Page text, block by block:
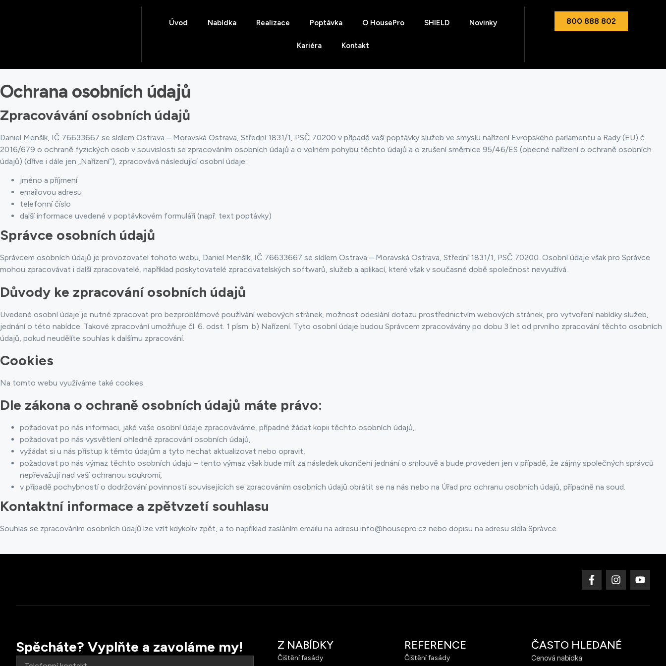
Úvod Nabídka Realizace Poptávka O HousePro SHIELD Novinky
Kariéra Kontakt
800 888 802
Ochrana osobních údajů
Zpracovávání osobních údajů
Daniel Menšík, IČ 76633667 se sídlem Ostrava – Moravská Ostrava, Střední 1831/1, PSČ 70200 v případě vaší poptávky služeb ve smyslu nařízení Evropského parlamentu a Rady (EU) č.
2016/679 o ochraně fyzických osob v souvislosti se zpracováním osobních údajů a o volném pohybu těchto údajů a o zrušení směrnice 95/46/ES (obecné nařízení o ochraně osobních
údajů) (dříve i dále jen „Nařízení“), zpracovává následující osobní údaje:
jméno a příjmení
emailovou adresu
telefonní číslo
další informace uvedené v poptávkovém formuláři (např. text poptávky)
Správce osobních údajů
Správcem osobních údajů je provozovatel tohoto webu, Daniel Menšík, IČ 76633667 se sídlem Ostrava – Moravská Ostrava, Střední 1831/1, PSČ 70200. Osobní údaje však pro Správce
mohou zpracovávat i další zpracovatelé, například poskytovatelé zpracovatelských softwarů, služeb a aplikací, které však v současné době společnost nevyužívá.
Důvody ke zpracování osobních údajů
Uvedené osobní údaje je nutné zpracovat pro bezproblémové používání webových stránek, možnost odeslání dotazu prostřednictvím webových stránek, pro vytvoření nabídky služeb,
jednání o této nabídce. Takové zpracování umožňuje čl. 6. odst. 1 písm. b) Nařízení. Tyto osobní údaje budou Správcem zpracovávány po dobu 3 let od prvního zpracování těchto osobních
údajů, pokud neudělíte souhlas k dalšímu zpracování.
Cookies
Na tomto webu využíváme také cookies.
Dle zákona o ochraně osobních údajů máte právo:
požadovat po nás informaci, jaké vaše osobní údaje zpracováváme, případné žádat kopii těchto osobních údajů,
požadovat po nás vysvětlení ohledně zpracování osobních údajů,
vyžádat si u nás přístup k těmto údajům a tyto nechat aktualizovat nebo opravit,
požadovat po nás výmaz těchto osobních údajů – tento výmaz však bude mít za následek ukončení jednání o smlouvě a bude proveden jen v případě, že zájmy společných správců
nepřevažují nad vaší ochranou soukromí,
v případě pochybností o dodržování povinností souvisejících se zpracováním osobních údajů obrátit se na nás nebo na Úřad pro ochranu osobních údajů, případně na soud.
Kontaktní informace a zpětvzetí souhlasu
Souhlas se zpracováním osobních údajů lze vzít kdykoliv zpět, a to například zasláním emailu na adresu info@housepro.cz nebo dopisu na adresu sídla Správce.
Spěcháte? Vyplňte a zavoláme my! Z NABÍDKY
Čištění fasády
REFERENCE
Čištění fasády
ČASTO HLEDANÉ
Cenová nabídka